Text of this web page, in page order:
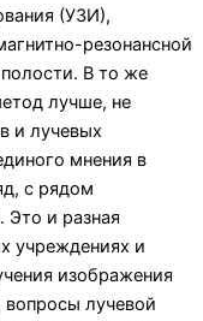
(УЗИ),
резонансной
В то же
лучше, не
и лучевых
мнения в
с рядом
Это и разная
учреждениях и
изображения
вопросы лучевой